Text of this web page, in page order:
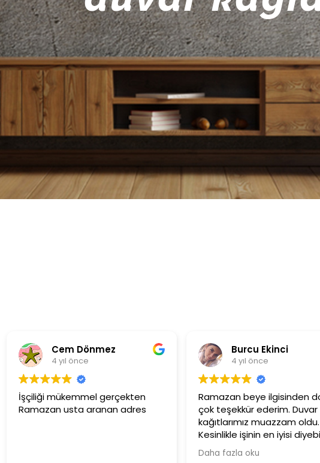
adres
Burcu Ekinci
Ramazan beye ilgisinden dolayı
çok teşekkür ederim. Duvar
kağıtlarımız muazzam oldu.
Kesinlikle işinin en iyisi diyebilirim.
Şiddetle tavsiye ediyorum.
Ürünler
Güler yüzlü